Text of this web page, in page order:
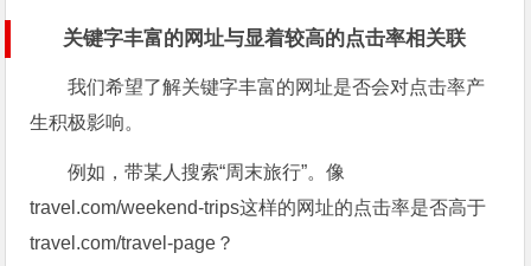
关键字丰富的网址与显着较高的点击率相关联
我们希望了解关键字丰富的网址是否会对点击率产
生积极影响。
例如，带某人搜索“周末旅行”。像
travel.com/weekend-trips这样的网址的点击率是否高于
travel.com/travel-page ？